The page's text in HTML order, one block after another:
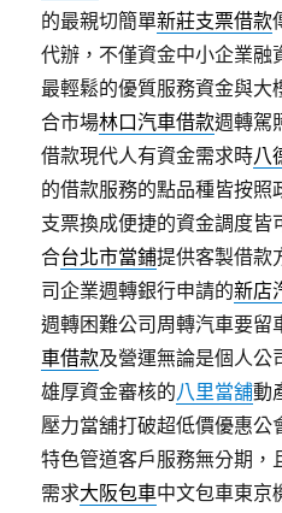
的最親切簡單新莊支票借款
代辦，不僅資金中小企業融
最輕鬆的優質服務資金與大
合市場林口汽車借款週轉駕
借款現代人有資金需求時八
的借款服務的點品種皆按照
支票換成便捷的資金調度皆
合台北市當鋪提供客製借款
司企業週轉銀行申請的新店
週轉困難公司周轉汽車要留
車借款及營運無論是個人公
雄厚資金審核的八里當舖動
壓力當舖打破超低價優惠公
特色管道客戶服務無分期，
需求大阪包車中文包車東京